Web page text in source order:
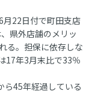
22日付で町田支店
県外店舗のメリッ
る。担保に依存しな
17年3月末比で33％
45年経過している